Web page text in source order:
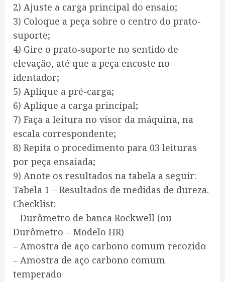
2) Ajuste a carga principal do ensaio;
3) Coloque a peça sobre o centro do prato-
suporte;
4) Gire o prato-suporte no sentido de
elevação, até que a peça encoste no
identador;
5) Aplique a pré-carga;
6) Aplique a carga principal;
7) Faça a leitura no visor da máquina, na
escala correspondente;
8) Repita o procedimento para 03 leituras
por peça ensaiada;
9) Anote os resultados na tabela a seguir:
Tabela 1 – Resultados de medidas de dureza.
Checklist:
– Durômetro de banca Rockwell (ou
Durômetro – Modelo HR)
– Amostra de aço carbono comum recozido
– Amostra de aço carbono comum
temperado